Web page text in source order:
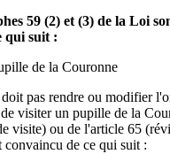
59 (2) et (3) de la Loi
qui suit :
de la Couronne
pas rendre ou modifier
visiter un pupille de la
visite) ou de l'article 65
de ce qui suit :